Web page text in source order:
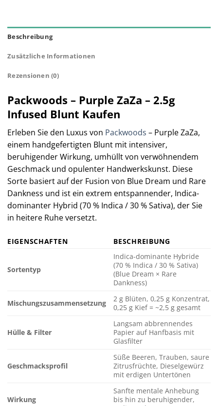
Beschreibung
Zusätzliche Informationen
Rezensionen (0)
Packwoods – Purple ZaZa – 2.5g
Infused Blunt Kaufen
Erleben Sie den Luxus von Packwoods – Purple ZaZa,
einem handgefertigten Blunt mit intensiver,
beruhigender Wirkung, umhüllt von verwöhnendem
Geschmack und opulenter Handwerkskunst. Diese
Sorte basiert auf der Fusion von Blue Dream und Rare
Dankness und ist ein extrem entspannender, Indica-
dominanter Hybrid (70 % Indica / 30 % Sativa), der Sie
in heitere Ruhe versetzt.
EIGENSCHAFTEN BESCHREIBUNG
Sortentyp
Indica-dominante Hybride
(70 % Indica / 30 % Sativa)
(Blue Dream × Rare
Dankness)
Mischungszusammensetzung
2 g Blüten, 0,25 g Konzentrat,
0,25 g Kief = ~2,5 g gesamt
Hülle & Filter
Langsam abbrennendes
Papier auf Hanfbasis mit
Glasfilter
Geschmacksprofil
Süße Beeren, Trauben, saure
Zitrusfrüchte, Dieselgewürz
mit erdigen Untertönen
Wirkung
Sanfte mentale Anhebung
bis hin zu beruhigender,